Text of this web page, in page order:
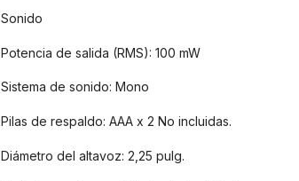
Sonido
Potencia de salida (RMS): 100 mW
Sistema de sonido: Mono
Pilas de respaldo: AAA x 2 No incluidas.
Diámetro del altavoz: 2,25 pulg.